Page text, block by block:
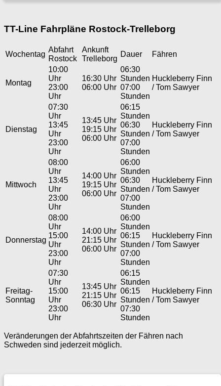
TT-Line Fahrpläne Rostock-Trelleborg
Wochentag
Abfahrt
Rostock
Ankunft
Trelleborg
Dauer Fähren
Montag
10:00
Uhr
23:00
Uhr
16:30 Uhr
06:00 Uhr
06:30
Stunden
07:00
Stunden
Huckleberry Finn
/ Tom Sawyer
Dienstag
07:30
Uhr
13:45
Uhr
23:00
Uhr
13:45 Uhr
19:15 Uhr
06:00 Uhr
06:15
Stunden
06:30
Stunden
07:00
Stunden
Huckleberry Finn
/ Tom Sawyer
Mittwoch
08:00
Uhr
13:45
Uhr
23:00
Uhr
14:00 Uhr
19:15 Uhr
06:00 Uhr
06:00
Stunden
06:30
Stunden
07:00
Stunden
Huckleberry Finn
/ Tom Sawyer
Donnerstag
08:00
Uhr
15:00
Uhr
23:00
Uhr
14:00 Uhr
21:15 Uhr
06:00 Uhr
06:00
Stunden
06:15
Stunden
07:00
Stunden
Huckleberry Finn
/ Tom Sawyer
Freitag-
Sonntag
07:30
Uhr
15:00
Uhr
23:00
Uhr
13:45 Uhr
21:15 Uhr
06:30 Uhr
06:15
Stunden
06:15
Stunden
07:30
Stunden
Huckleberry Finn
/ Tom Sawyer
Veränderungen der Abfahrtszeiten der Fähren nach
Schweden sind jederzeit möglich.